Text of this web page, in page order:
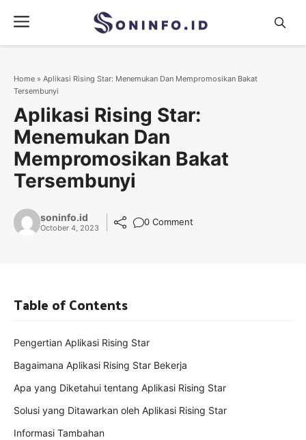
content
Menu
Home » Aplikasi Rising Star: Menemukan Dan Mempromosikan Bakat
Tersembunyi
Aplikasi Rising Star:
Menemukan Dan
Mempromosikan Bakat
Tersembunyi
soninfo.id
October 4, 2023
0 Comment
Table of Contents
Pengertian Aplikasi Rising Star
Bagaimana Aplikasi Rising Star Bekerja
Apa yang Diketahui tentang Aplikasi Rising Star
Solusi yang Ditawarkan oleh Aplikasi Rising Star
Informasi Tambahan